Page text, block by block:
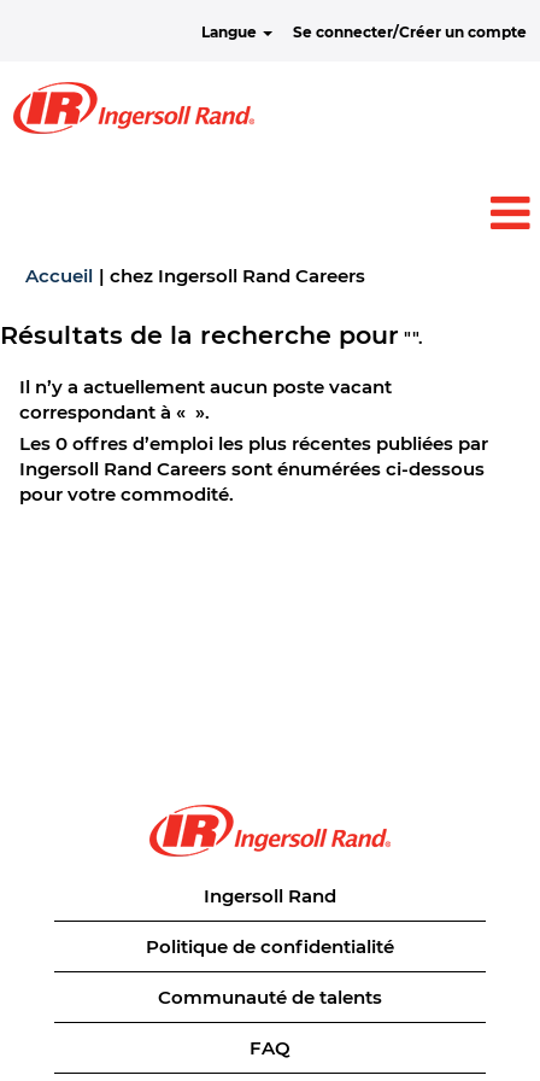
Langue Se connecter/Créer un compte
Accueil | chez Ingersoll Rand Careers(page
Résultats de la recherche pour "".
Il n’y a actuellement aucun poste vacant
correspondant à « ».
Les 0 offres d’emploi les plus récentes publiées par
Ingersoll Rand Careers sont énumérées ci-dessous
pour votre commodité.
Ingersoll Rand
Politique de confidentialité
Communauté de talents
FAQ